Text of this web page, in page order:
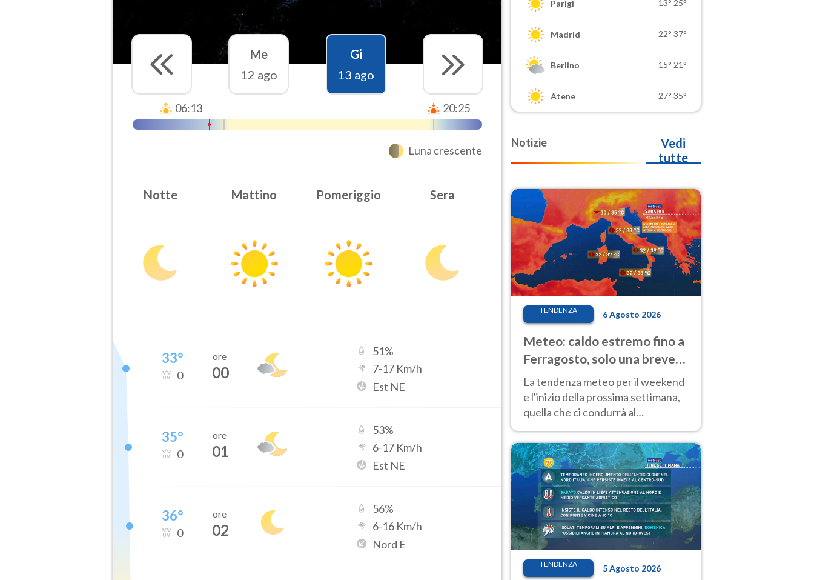
Me
12 ago
Gi
13 ago
06:13 20:25
Luna crescente
Notte Mattino Pomeriggio Sera
33°
0
ore
00
51%
7-17 Km/h
Est NE
35°
0
ore
01
53%
6-17 Km/h
Est NE
36°
0
ore
02
56%
6-16 Km/h
Nord E
Parigi 13° 25°
Madrid 22° 37°
Berlino 15° 21°
Atene 27° 35°
Notizie
Vedi
tutte
TENDENZA 6 Agosto 2026
Meteo: caldo estremo fino a
Ferragosto, solo una breve
pausa. Ecco dove
La tendenza meteo per il weekend
e l'inizio della prossima settimana,
quella che ci condurrà al
temperature molto elevate
TENDENZA 5 Agosto 2026